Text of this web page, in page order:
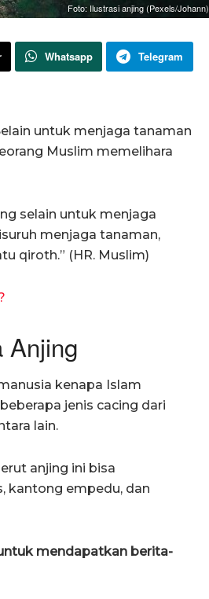
Foto: Ilustrasi anjing (Pexels/Johann)
Whatsapp Telegram
untuk menjaga tanaman
Muslim memelihara
selain untuk menjaga
menjaga tanaman,
qiroth.” (HR. Muslim)
Anjing
kenapa Islam
jenis cacing dari
lain.
anjing ini bisa
kantong empedu, dan
mendapatkan berita-